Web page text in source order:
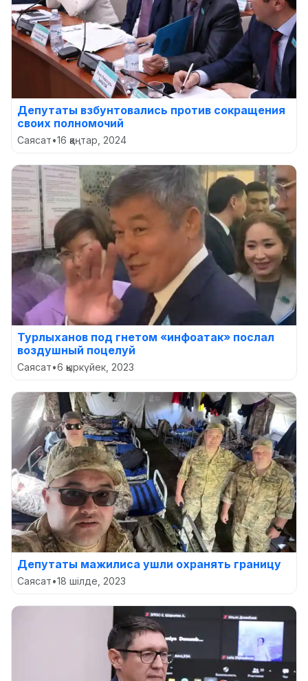
Депутаты взбунтовались против сокращения
своих полномочий
Саясат•16 қаңтар, 2024
Турлыханов под гнетом «инфоатак» послал
воздушный поцелуй
Саясат•6 қыркүйек, 2023
Депутаты мажилиса ушли охранять границу
Саясат•18 шілде, 2023